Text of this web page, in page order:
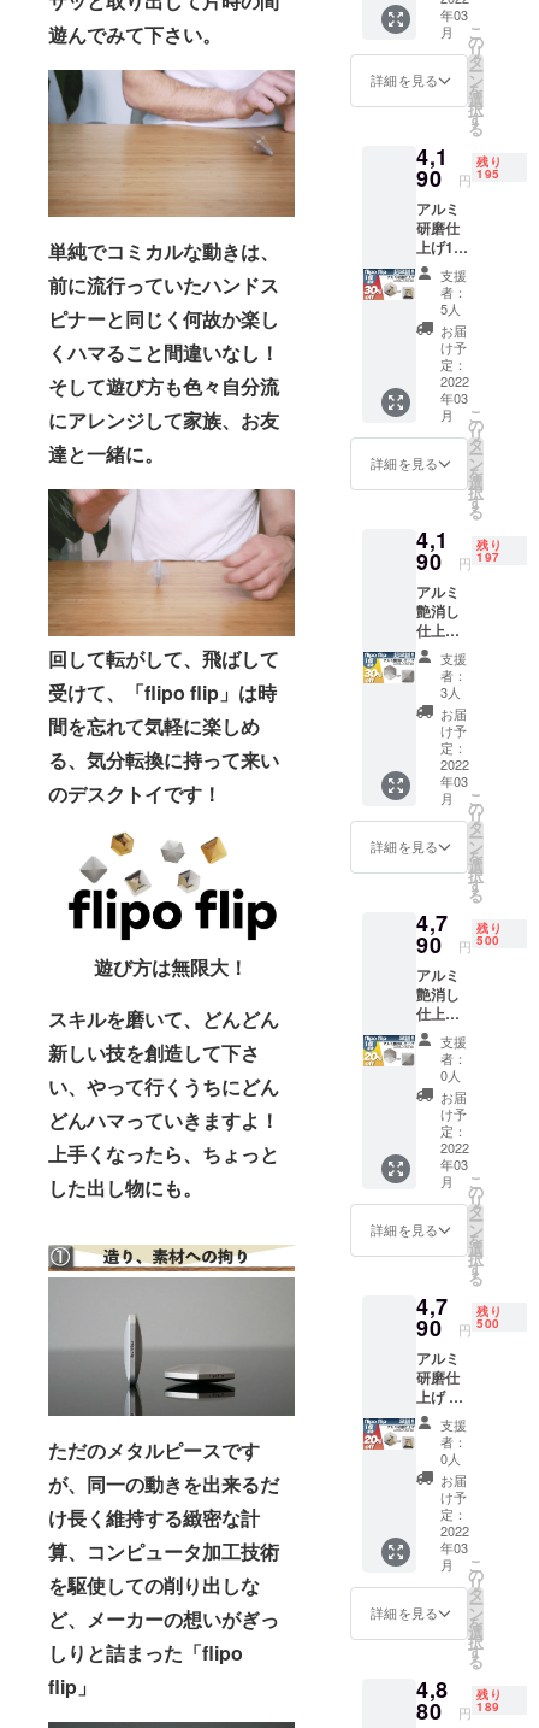
遊んでみて下さい。
単純でコミカルな動きは、
前に流行っていたハンドス
ピナーと同じく何故か楽し
くハマること間違いなし！
そして遊び方も色々自分流
にアレンジして家族、お友
達と一緒に。
回して転がして、飛ばして
受けて、「flipo flip」は時
間を忘れて気軽に楽しめ
る、気分転換に持って来い
のデスクトイです！
遊び方は無限大！
スキルを磨いて、どんどん
新しい技を創造して下さ
い、やって行くうちにどん
どんハマっていきますよ！
上手くなったら、ちょっと
した出し物にも。
ただのメタルピースです
が、同一の動きを出来るだ
け長く維持する緻密な計
算、コンピュータ加工技術
を駆使しての削り出しな
ど、メーカーの想いがぎっ
しりと詰まった「flipo
flip」
2,680円
(税込、
送料込
み)
年03
月
詳細を見る
こ
の
リ
タ
ー
ン
を
選
択
す
る
4,1
90 円
残り
195
アルミ
研磨仕
上げ1個
30%OF
F 定価
5,990円
(税込、
送料込
み) 正方
形か六
角形を
お選び
下さ
い。
支援
者：
5人
お届
け予
定：
2022
年03
月
詳細を見る
こ
の
リ
タ
ー
ン
を
選
択
す
る
4,1
90 円
残り
197
アルミ
艶消し
仕上げ1
個
30%OF
F 定価
5,990円
(税込、
送料込
み) 正方
形か六
角形を
お選び
下さ
い。
支援
者：
3人
お届
け予
定：
2022
年03
月
詳細を見る
こ
の
リ
タ
ー
ン
を
選
択
す
る
4,7
90 円
残り
500
アルミ
艶消し
仕上げ1
個
20%OF
F 定価
5,990円
(税込、
送料込
み) 正方
形か六
角形を
お選び
下さ
い。
支援
者：
0人
お届
け予
定：
2022
年03
月
詳細を見る
こ
の
リ
タ
ー
ン
を
選
択
す
る
4,7
90 円
残り
500
アルミ
研磨仕
上げ 1
個
20%OF
F 定価
5,990円
(税込、
送料込
み) 正方
形か六
角形を
お選び
下さ
い。
支援
者：
0人
お届
け予
定：
2022
年03
月
詳細を見る
こ
の
リ
タ
ー
ン
を
選
択
す
る
4,8
80 円
残り
189